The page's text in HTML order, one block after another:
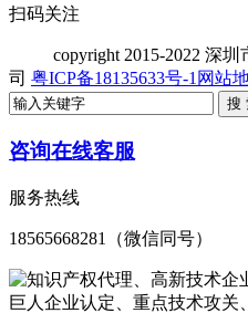
扫码关注
copyright 2015-2022 深
司 粤ICP备18135633号-1 网站
咨询在线客服
服务热线
18565668281（微信同号）